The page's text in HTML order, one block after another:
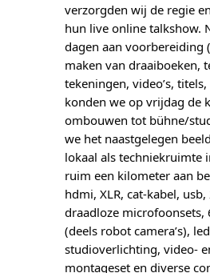
verzorgden wij de regie
hun live online talkshow.
dagen aan voorbereiding
maken van draaiboeken,
tekeningen, video’s,
konden we op vrijdag de
ombouwen tot bühne/
we het naastgelegen
lokaal als techniekruimte
ruim een kilometer aan
hdmi, XLR, cat-kabel,
draadloze microfoonsets,
(deels robot camera’s), led
studioverlichting, video-
montageset en diverse